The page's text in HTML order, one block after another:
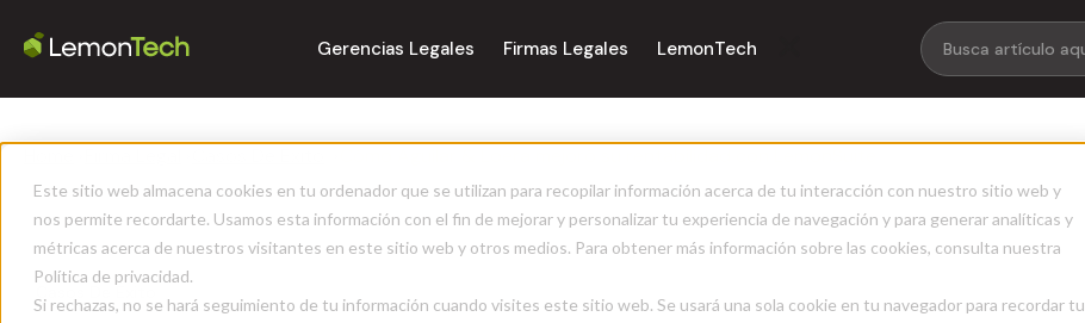
Este sitio web almacena cookies en tu ordenador que se utilizan para recopilar información acerca de tu interacción con nuestro sitio web y
nos permite recordarte. Usamos esta información con el fin de mejorar y personalizar tu experiencia de navegación y para generar analíticas y
métricas acerca de nuestros visitantes en este sitio web y otros medios. Para obtener más información sobre las cookies, consulta nuestra
Política de privacidad.
Si rechazas, no se hará seguimiento de tu información cuando visites este sitio web. Se usará una sola cookie en tu navegador para recordar tu
Gerencias Legales Firmas Legales LemonTech
Casos De Éxito